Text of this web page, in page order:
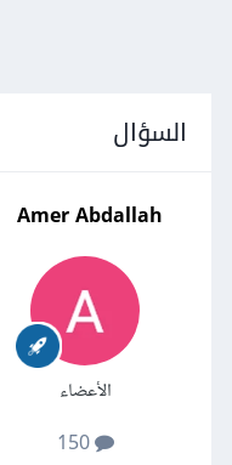
السؤال
Amer Abdallah
الأعضاء
150